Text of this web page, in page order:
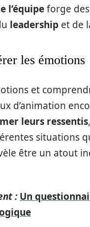
l’équipeforge
leadership et de
les émotions
et
d’animation
leurs ressentis
situations
être un atout
: Un